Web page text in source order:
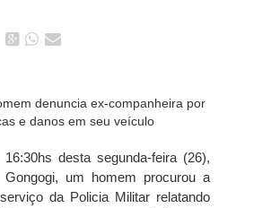
desta segunda-feira (26),
um homem procurou a
da Policia Militar relatando